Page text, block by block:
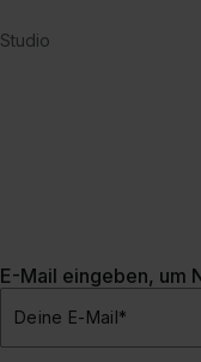
Studio
E-Mail eingeben, um
Deine E-Mail*